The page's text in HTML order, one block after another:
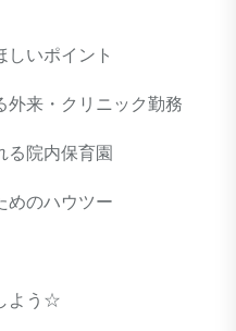
しいポイント
外来・クリニック勤務
る院内保育園
めのハウツー
よう☆